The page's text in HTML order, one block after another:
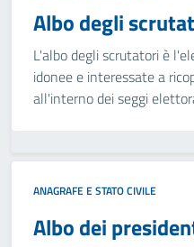
Albo degli
L'albo degli scrutatori è
idonee e interessate a
all'interno dei seggi
ANAGRAFE E STATO CIVILE
Albo dei